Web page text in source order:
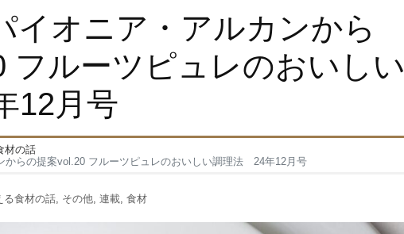
イオニア・アルカンから
フルーツピュレのおいしい
12月号
材の話
からの提案vol.20 フルーツピュレのおいしい調理法 24年12月号
る食材の話, その他, 連載, 食材